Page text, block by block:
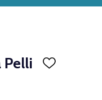
Pelli
AGGIUNGI